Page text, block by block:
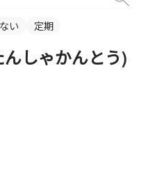
い 定期
しゃかんとう)